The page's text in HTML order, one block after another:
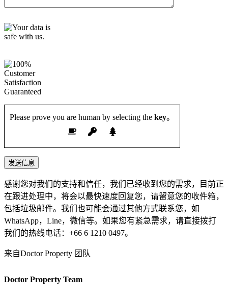
Please prove you are human by selecting the key。
感谢您对我们的支持和信任，我们已经收到您的需求，目前正
在跟进处理中，将会以最快速度回复您，请留意您的收件箱，
包括垃圾邮件。我们也可能会通过其他方式联系您，如
WhatsApp，Line，微信等。如果您有紧急需求，请直接拨打
我们的热线电话：+66 6 1210 0497。
来自Doctor Property 团队
Doctor Property Team